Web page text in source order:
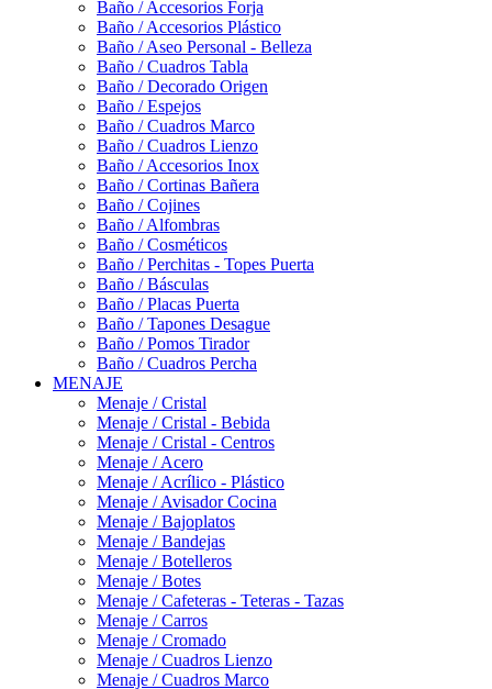
Baño / Accesorios Forja
Baño / Accesorios Plástico
Baño / Aseo Personal - Belleza
Baño / Cuadros Tabla
Baño / Decorado Origen
Baño / Espejos
Baño / Cuadros Marco
Baño / Cuadros Lienzo
Baño / Accesorios Inox
Baño / Cortinas Bañera
Baño / Cojines
Baño / Alfombras
Baño / Cosméticos
Baño / Perchitas - Topes Puerta
Baño / Básculas
Baño / Placas Puerta
Baño / Tapones Desague
Baño / Pomos Tirador
Baño / Cuadros Percha
MENAJE
Menaje / Cristal
Menaje / Cristal - Bebida
Menaje / Cristal - Centros
Menaje / Acero
Menaje / Acrílico - Plástico
Menaje / Avisador Cocina
Menaje / Bajoplatos
Menaje / Bandejas
Menaje / Botelleros
Menaje / Botes
Menaje / Cafeteras - Teteras - Tazas
Menaje / Carros
Menaje / Cromado
Menaje / Cuadros Lienzo
Menaje / Cuadros Marco